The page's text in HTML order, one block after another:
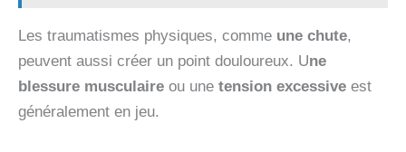
Les traumatismes physiques, comme une chute,
peuvent aussi créer un point douloureux. Une
blessure musculaire ou une tension excessive est
généralement en jeu.